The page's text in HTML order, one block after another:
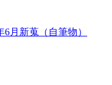
6月新蒐（自筆物）